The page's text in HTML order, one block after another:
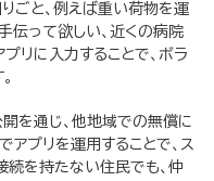
ごと、例えば重い荷物を運
伝って欲しい、近くの病院
リに入力することで、ボラ
開を通じ、他地域での無償に
アプリを運用することで、ス
続を持たない住民でも、仲